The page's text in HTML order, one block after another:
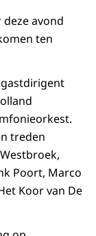
avond
ten
treden
Poort, Marco
Koor van De